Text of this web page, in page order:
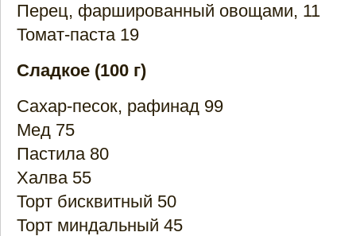
Перец, фаршированный овощами, 11
Томат-паста 19
Сладкое (100 г)
Сахар-песок, рафинад 99
Мед 75
Пастила 80
Халва 55
Торт бисквитный 50
Торт миндальный 45